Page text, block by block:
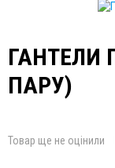
ГАНТЕЛИ
ПАРУ)
Товар ще не оцінили